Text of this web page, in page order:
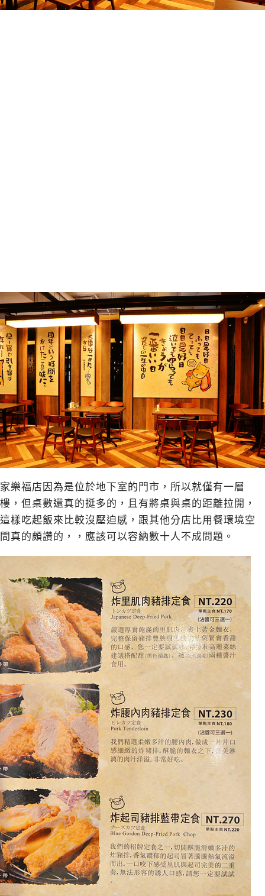
家樂福店因為是位於地下室的門市，所以就僅有一層
樓，但桌數還真的挺多的，且有將桌與桌的距離拉開，
這樣吃起飯來比較沒壓迫感，跟其他分店比用餐環境空
間真的頗讚的，，應該可以容納數十人不成問題。